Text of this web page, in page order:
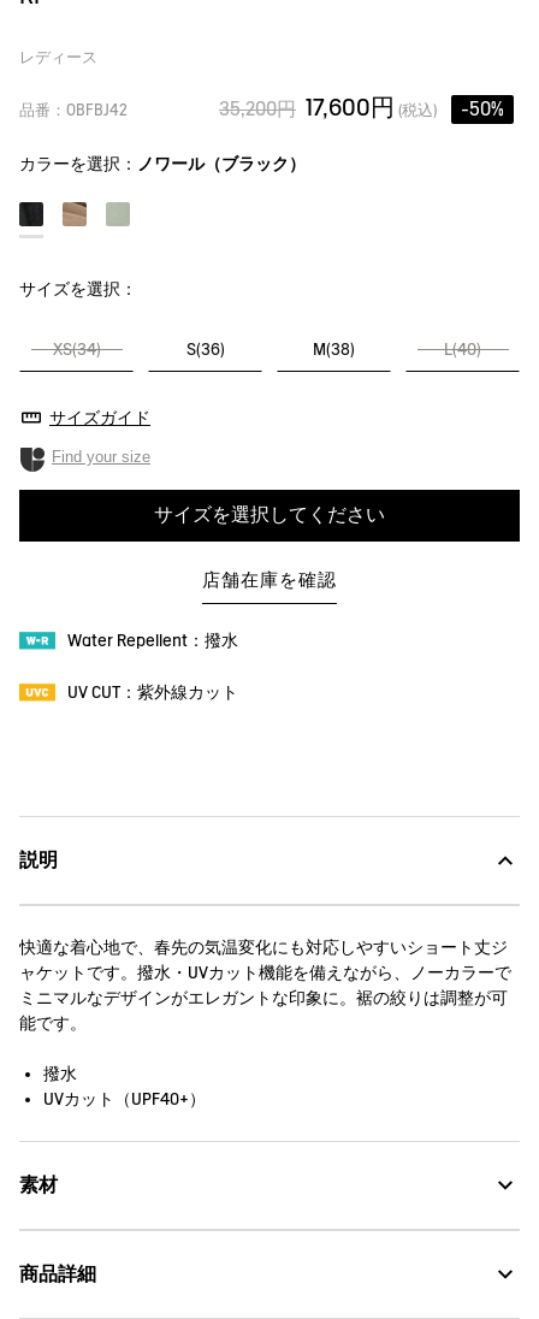
レディース
品番：OBFBJ42 35,200円 17,600円 (税込) -50%
カラーを選択： ノワール（ブラック）
サイズを選択：
XS(34) S(36) M(38) L(40)
サイズガイド
Find your size
サイズを選択してください
店舗在庫を確認
Water Repellent：撥水
UV CUT：紫外線カット
説明
快適な着心地で、春先の気温変化にも対応しやすいショート丈ジ
ャケットです。撥水・UVカット機能を備えながら、ノーカラーで
ミニマルなデザインがエレガントな印象に。裾の絞りは調整が可
能です。
撥水
UVカット（UPF40+）
素材
撥水性に優れ紫外線をカットするナイロンとポリウレタンの混紡
商品詳細